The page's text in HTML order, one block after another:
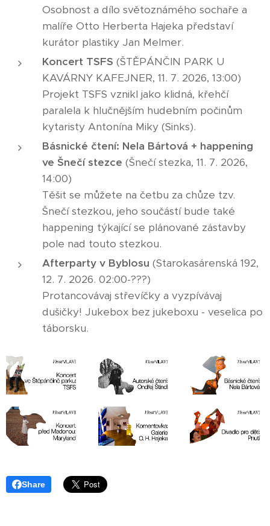
Osobnost a dílo světoznámého sochaře a
malíře Otto Herberta Hajeka představí
kurátor plastiky Jan Melmer.
Koncert TSFS (ŠTĚPÁNČIN PARK U
KAVÁRNY KAFEJNER, 11. 7. 2026, 13:00)
Projekt TSFS vznikl jako klidná, křehčí
paralela k hlučnějším hudebním počinům
kytaristy Antonína Miky (Sinks).
Básnické čtení: Nela Bártová + happening
ve Šnečí stezce (Šnečí stezka, 11. 7. 2026,
14:00)
Těšit se můžete na četbu za chůze tzv.
Šnečí stezkou, jeho součástí bude také
happening týkající se plánované zástavby
pole nad touto stezkou.
Afterparty v Byblosu (Starokasárenská 192,
12. 7. 2026. 02:00-???)
Protancovávaj střevíčky a vyzpívávaj
dušičky! Jukebox bez jukeboxu - veselica po
táborsku.
Share